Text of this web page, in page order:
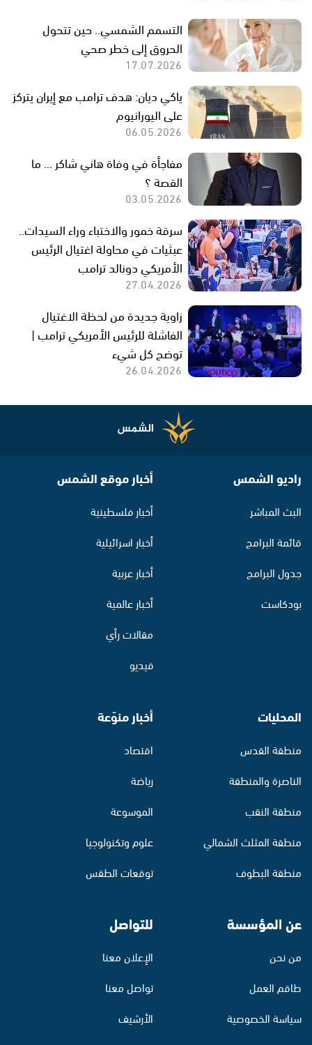
التسمم الشمسي.. حين تتحول
الحروق إلى خطر صحي
17.07.2026
ياكي ديان: هدف ترامب مع إيران يتركز
على اليورانيوم
06.05.2026
مفاجأة في وفاة هاني شاكر ... ما
القصة ؟
03.05.2026
سرقة خمور والاختباء وراء السيدات..
عبثيات في محاولة اغتيال الرئيس
الأمريكي دونالد ترامب
27.04.2026
زاوية جديدة من لحظة الاغتيال
الفاشلة للرئيس الأمريكي ترامب |
توضح كل شيء
26.04.2026
راديو الشمس
البث المباشر
قائمة البرامج
جدول البرامج
بودكاست
أخبار موقع الشمس
أخبار فلسطينية
أخبار اسرائيلية
أخبار عربية
أخبار عالمية
مقالات رأي
فيديو
المحليات
منطقة القدس
الناصرة والمنطقة
منطقة النقب
منطقة المثلث الشمالي
منطقة البطوف
أخبار منوّعة
اقتصاد
رياضة
الموسوعة
علوم وتكنولوجيا
توقعات الطقس
عن المؤسسة
من نحن
طاقم العمل
سياسة الخصوصية
للتواصل
الإعلان معنا
تواصل معنا
الأرشيف